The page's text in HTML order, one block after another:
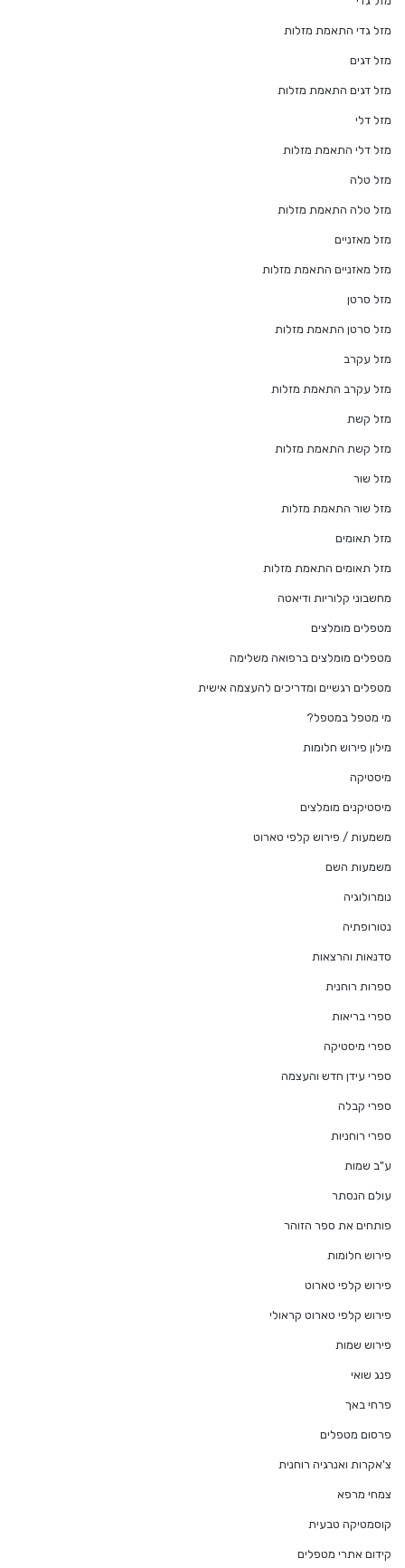
מזל גדי התאמת מזלות
מזל דגים
מזל דגים התאמת מזלות
מזל דלי
מזל דלי התאמת מזלות
מזל טלה
מזל טלה התאמת מזלות
מזל מאזניים
מזל מאזניים התאמת מזלות
מזל סרטן
מזל סרטן התאמת מזלות
מזל עקרב
מזל עקרב התאמת מזלות
מזל קשת
מזל קשת התאמת מזלות
מזל שור
מזל שור התאמת מזלות
מזל תאומים
מזל תאומים התאמת מזלות
מחשבוני קלוריות ודיאטה
מטפלים מומלצים
מטפלים מומלצים ברפואה משלימה
מטפלים רגשיים ומדריכים להעצמה אישית
מי מטפל במטפל?
מילון פירוש חלומות
מיסטיקה
מיסטיקנים מומלצים
משמעות / פירוש קלפי טארוט
משמעות השם
נומרולוגיה
נטורופתיה
סדנאות והרצאות
ספרות רוחנית
ספרי בריאות
ספרי מיסטיקה
ספרי עידן חדש והעצמה
ספרי קבלה
ספרי רוחניות
ע"ב שמות
עולם הנסתר
פותחים את ספר הזוהר
פירוש חלומות
פירוש קלפי טארוט
פירוש קלפי טארוט קראולי
פירוש שמות
פנג שואי
פרחי באך
פרסום מטפלים
צ'אקרות ואנרגיה רוחנית
צמחי מרפא
קוסמטיקה טבעית
קידום אתרי מטפלים